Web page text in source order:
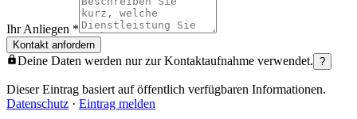
Ihr Anliegen *
Kontakt anfordern
Deine Daten werden nur zur Kontaktaufnahme verwendet. ?
Dieser Eintrag basiert auf öffentlich verfügbaren Informationen.
Datenschutz · Eintrag melden